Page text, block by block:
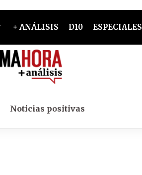
+ ANÁLISIS D10 ESPECIALES
Noticias positivas